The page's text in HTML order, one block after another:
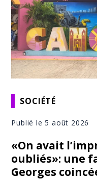
SOCIÉTÉ
Publié le 5 août 2026
«On avait
oubliés»: une
Georges